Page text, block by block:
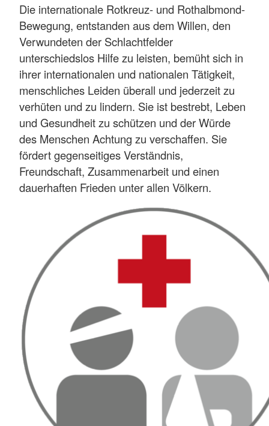
Die internationale Rotkreuz- und Rothalbmond-
Bewegung, entstanden aus dem Willen, den
Verwundeten der Schlachtfelder
unterschiedslos Hilfe zu leisten, bemüht sich in
ihrer internationalen und nationalen Tätigkeit,
menschliches Leiden überall und jederzeit zu
verhüten und zu lindern. Sie ist bestrebt, Leben
und Gesundheit zu schützen und der Würde
des Menschen Achtung zu verschaffen. Sie
fördert gegenseitiges Verständnis,
Freundschaft, Zusammenarbeit und einen
dauerhaften Frieden unter allen Völkern.